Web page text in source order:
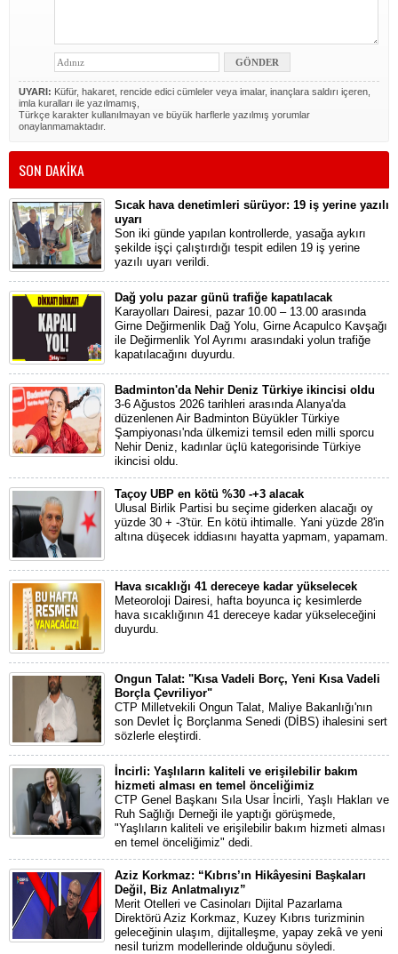
UYARI: Küfür, hakaret, rencide edici cümleler veya imalar, inançlara saldırı içeren,
imla kuralları ile yazılmamış,
Türkçe karakter kullanılmayan ve büyük harflerle yazılmış yorumlar
onaylanmamaktadır.
SON DAKİKA
Sıcak hava denetimleri sürüyor: 19 iş yerine yazılı
uyarı
Son iki günde yapılan kontrollerde, yasağa aykırı
şekilde işçi çalıştırdığı tespit edilen 19 iş yerine
yazılı uyarı verildi.
Dağ yolu pazar günü trafiğe kapatılacak
Karayolları Dairesi, pazar 10.00 – 13.00 arasında
Girne Değirmenlik Dağ Yolu, Girne Acapulco Kavşağı
ile Değirmenlik Yol Ayrımı arasındaki yolun trafiğe
kapatılacağını duyurdu.
Badminton'da Nehir Deniz Türkiye ikincisi oldu
3-6 Ağustos 2026 tarihleri arasında Alanya'da
düzenlenen Air Badminton Büyükler Türkiye
Şampiyonası'nda ülkemizi temsil eden milli sporcu
Nehir Deniz, kadınlar üçlü kategorisinde Türkiye
ikincisi oldu.
Taçoy UBP en kötü %30 -+3 alacak
Ulusal Birlik Partisi bu seçime giderken alacağı oy
yüzde 30 + -3'tür. En kötü ihtimalle. Yani yüzde 28'in
altına düşecek iddiasını hayatta yapmam, yapamam.
Hava sıcaklığı 41 dereceye kadar yükselecek
Meteoroloji Dairesi, hafta boyunca iç kesimlerde
hava sıcaklığının 41 dereceye kadar yükseleceğini
duyurdu.
Ongun Talat: "Kısa Vadeli Borç, Yeni Kısa Vadeli
Borçla Çevriliyor"
CTP Milletvekili Ongun Talat, Maliye Bakanlığı'nın
son Devlet İç Borçlanma Senedi (DİBS) ihalesini sert
sözlerle eleştirdi.
İncirli: Yaşlıların kaliteli ve erişilebilir bakım
hizmeti alması en temel önceliğimiz
CTP Genel Başkanı Sıla Usar İncirli, Yaşlı Hakları ve
Ruh Sağlığı Derneği ile yaptığı görüşmede,
"Yaşlıların kaliteli ve erişilebilir bakım hizmeti alması
en temel önceliğimiz" dedi.
Aziz Korkmaz: “Kıbrıs’ın Hikâyesini Başkaları
Değil, Biz Anlatmalıyız”
Merit Otelleri ve Casinoları Dijital Pazarlama
Direktörü Aziz Korkmaz, Kuzey Kıbrıs turizminin
geleceğinin ulaşım, dijitalleşme, yapay zekâ ve yeni
nesil turizm modellerinde olduğunu söyledi.